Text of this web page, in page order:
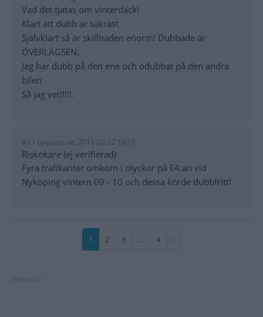
Vad det tjatas om vinterdäck!
Klart att dubb är säkrast
Självklart så är skillnaden enorm! Dubbade är
ÖVERLÄGSEN.
Jag har dubb på den ene och odubbat på den andra
bilen
Så jag vet!!!!!.
#a • Uppdaterat: 2011-02-22 18:18
Riskokare (ej verifierad)
Fyra trafikanter omkom i olyckor på E4:an vid
Nyköping vintern 09 - 10 och dessa körde dubbfritt!
Paginering Nuvarande
1 Sida
2 Sida
3 Sida
4
Nästa
›